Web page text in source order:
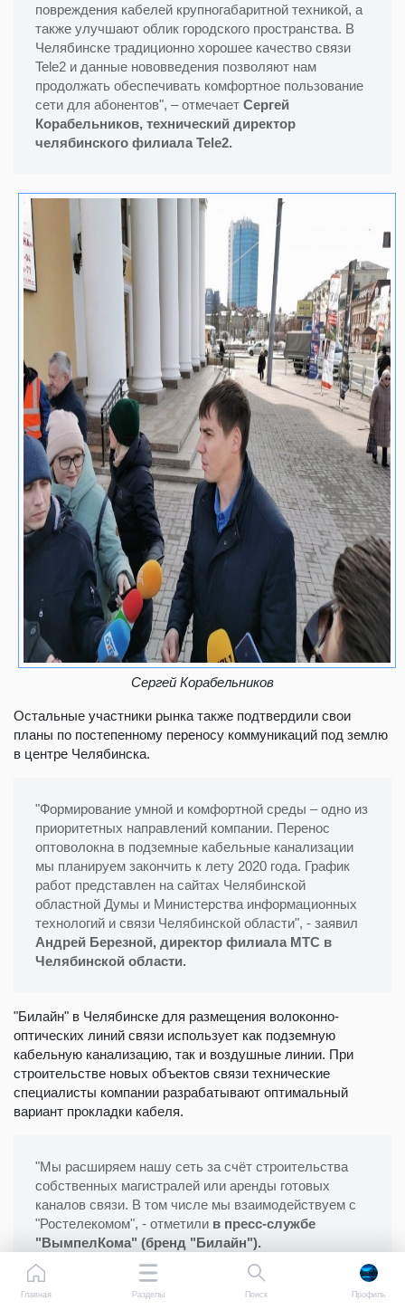
повреждения кабелей крупногабаритной техникой, а
также улучшают облик городского пространства. В
Челябинске традиционно хорошее качество связи
Tele2 и данные нововведения позволяют нам
продолжать обеспечивать комфортное пользование
сети для абонентов", – отмечает Сергей
Корабельников, технический директор
челябинского филиала Tele2.
Сергей Корабельников
Остальные участники рынка также подтвердили свои
планы по постепенному переносу коммуникаций под землю
в центре Челябинска.
"Формирование умной и комфортной среды – одно из
приоритетных направлений компании. Перенос
оптоволокна в подземные кабельные канализации
мы планируем закончить к лету 2020 года. График
работ представлен на сайтах Челябинской
областной Думы и Министерства информационных
технологий и связи Челябинской области", - заявил
Андрей Березной, директор филиала МТС в
Челябинской области.
"Билайн" в Челябинске для размещения волоконно-
оптических линий связи использует как подземную
кабельную канализацию, так и воздушные линии. При
строительстве новых объектов связи технические
специалисты компании разрабатывают оптимальный
вариант прокладки кабеля.
"Мы расширяем нашу сеть за счёт строительства
собственных магистралей или аренды готовых
каналов связи. В том числе мы взаимодействуем с
"Ростелекомом", - отметили в пресс-службе
"ВымпелКома" (бренд "Билайн").
Как и любое строительство, перенос наземных
телекоммуникационных проводов под землю
подразумевает расходы, но изменения в
Главная Разделы Поиск Профиль